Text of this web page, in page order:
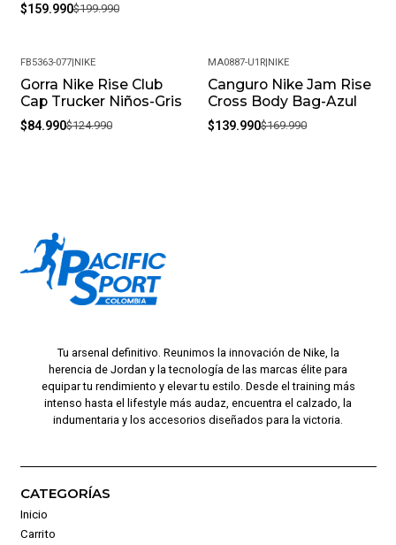
$159.990$199.990
-32%
FB5363-077|NIKE
Gorra Nike Rise Club
Cap Trucker Niños-Gris
$84.990$124.990
-18%
MA0887-U1R|NIKE
Canguro Nike Jam Rise
Cross Body Bag-Azul
$139.990$169.990
Tu arsenal definitivo. Reunimos la innovación de Nike, la
herencia de Jordan y la tecnología de las marcas élite para
equipar tu rendimiento y elevar tu estilo. Desde el training más
intenso hasta el lifestyle más audaz, encuentra el calzado, la
indumentaria y los accesorios diseñados para la victoria.
CATEGORÍAS
Inicio
Carrito